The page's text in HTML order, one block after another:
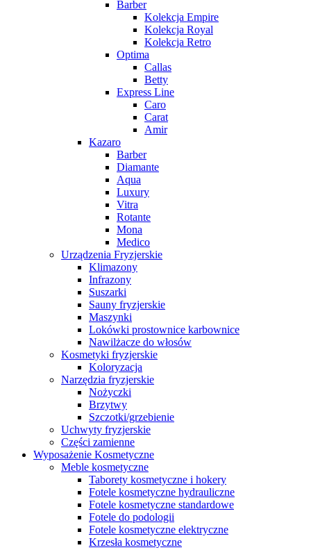
Barber
Kolekcja Empire
Kolekcja Royal
Kolekcja Retro
Optima
Callas
Betty
Express Line
Caro
Carat
Amir
Kazaro
Barber
Diamante
Aqua
Luxury
Vitra
Rotante
Mona
Medico
Urządzenia Fryzjerskie
Klimazony
Infrazony
Suszarki
Sauny fryzjerskie
Maszynki
Lokówki prostownice karbownice
Nawilżacze do włosów
Kosmetyki fryzjerskie
Koloryzacja
Narzędzia fryzjerskie
Nożyczki
Brzytwy
Szczotki/grzebienie
Uchwyty fryzjerskie
Części zamienne
Wyposażenie Kosmetyczne
Meble kosmetyczne
Taborety kosmetyczne i hokery
Fotele kosmetyczne hydrauliczne
Fotele kosmetyczne standardowe
Fotele do podologii
Fotele kosmetyczne elektryczne
Krzesła kosmetyczne